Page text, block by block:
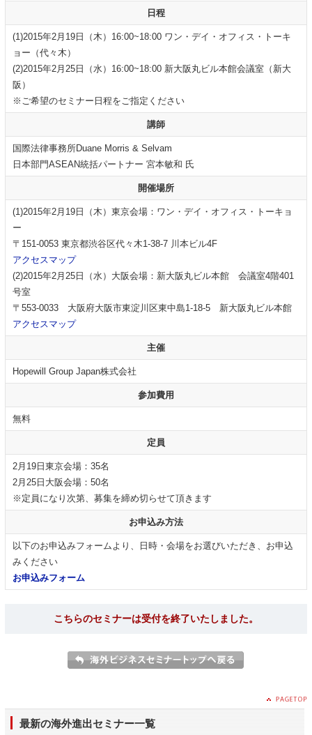
日程
(1)2015年2月19日（木）16:00~18:00 ワン・デイ・オフィス・トーキ
ョー（代々木）
(2)2015年2月25日（水）16:00~18:00 新大阪丸ビル本館会議室（新大
阪）
※ご希望のセミナー日程をご指定ください
講師
国際法律事務所Duane Morris & Selvam
日本部門ASEAN統括パートナー 宮本敏和 氏
開催場所
(1)2015年2月19日（木）東京会場：ワン・デイ・オフィス・トーキョ
ー
〒151-0053 東京都渋谷区代々木1-38-7 川本ビル4F
アクセスマップ
(2)2015年2月25日（水）大阪会場：新大阪丸ビル本館 会議室4階401
号室
〒553-0033 大阪府大阪市東淀川区東中島1-18-5 新大阪丸ビル本館
アクセスマップ
主催
Hopewill Group Japan株式会社
参加費用
無料
定員
2月19日東京会場：35名
2月25日大阪会場：50名
※定員になり次第、募集を締め切らせて頂きます
お申込み方法
以下のお申込みフォームより、日時・会場をお選びいただき、お申込
みください
お申込みフォーム
こちらのセミナーは受付を終了いたしました。
最新の海外進出セミナー一覧